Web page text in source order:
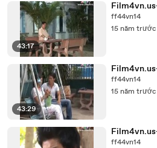
43:17
ff44vn14
15 năm trước
43:29
ff44vn14
15 năm trước
ff44vn14